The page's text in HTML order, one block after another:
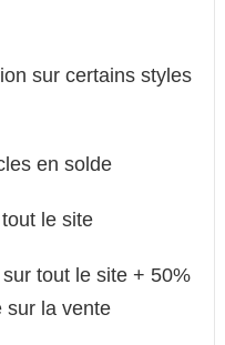
sur certains styles
en solde
le site
tout le site + 50%
sur la vente